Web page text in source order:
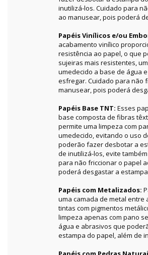
inutilizá-los. Cuidado para
ao manusear, pois poderá
Papéis Vinílicos e/ou
acabamento vinílico
resistência ao papel, o que
sujeiras mais resistentes,
umedecido a base de água
esfregar. Cuidado para não
manusear, pois poderá
Papéis Base TNT: Esses
base composta de fibras
permite uma limpeza com
umedecido, evitando o uso
poderão fazer desbotar a
de inutilizá-los, evite
para não friccionar o papel
poderá desgastar a
Papéis com Metalizados:
uma camada de metal entre
tintas com pigmentos
limpeza apenas com pano
água e abrasivos que
estampa do papel, além de